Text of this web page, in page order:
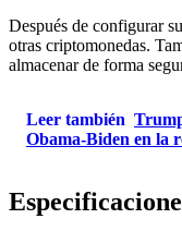
Después de configurar
otras criptomonedas.
almacenar de forma
Leer también
Obama-Biden en la